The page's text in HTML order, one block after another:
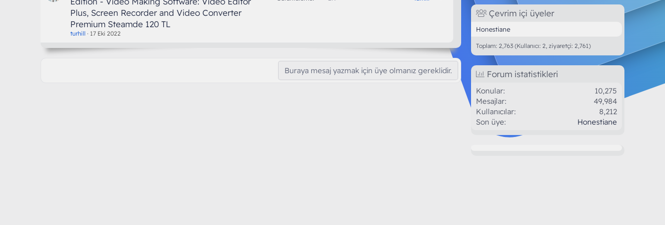
Plus, Screen Recorder and Video Converter
Premium Steamde 120 TL
turhill 17 Eki 2022
Buraya mesaj yazmak için üye olmanız gereklidir.
Çevrim içi üyeler
Honestiane
Toplam: 2,763 (Kullanıcı: 2, ziyaretçi: 2,761)
Forum istatistikleri
Konular
10,275
Mesajlar
49,984
Kullanıcılar
8,212
Son üye
Honestiane